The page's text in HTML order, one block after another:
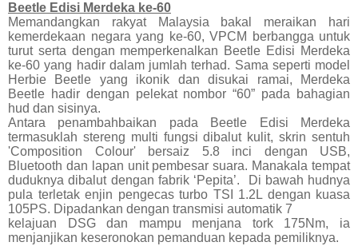
Beetle Edisi Merdeka ke-60
Memandangkan rakyat Malaysia bakal meraikan hari
kemerdekaan negara yang ke-60, VPCM berbangga untuk
turut serta dengan memperkenalkan Beetle Edisi Merdeka
ke-60 yang hadir dalam jumlah terhad. Sama seperti model
Herbie Beetle yang ikonik dan disukai ramai, Merdeka
Beetle hadir dengan pelekat nombor “60” pada bahagian
hud dan sisinya.
Antara penambahbaikan pada Beetle Edisi Merdeka
termasuklah stereng multi fungsi dibalut kulit, skrin sentuh
'Composition Colour' bersaiz 5.8 inci dengan USB,
Bluetooth dan lapan unit pembesar suara. Manakala tempat
duduknya dibalut dengan fabrik ‘Pepita’. Di bawah hudnya
pula terletak enjin pengecas turbo TSI 1.2L dengan kuasa
105PS. Dipadankan dengan transmisi automatik 7
kelajuan DSG dan mampu menjana tork 175Nm, ia
menjanjikan keseronokan pemanduan kepada pemiliknya.